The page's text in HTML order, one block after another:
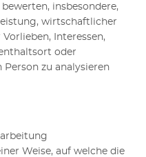
insbesondere,
wirtschaftlicher
Interessen,
oder
zu analysieren
Weise, auf welche die